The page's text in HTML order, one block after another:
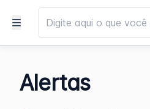
Alertas